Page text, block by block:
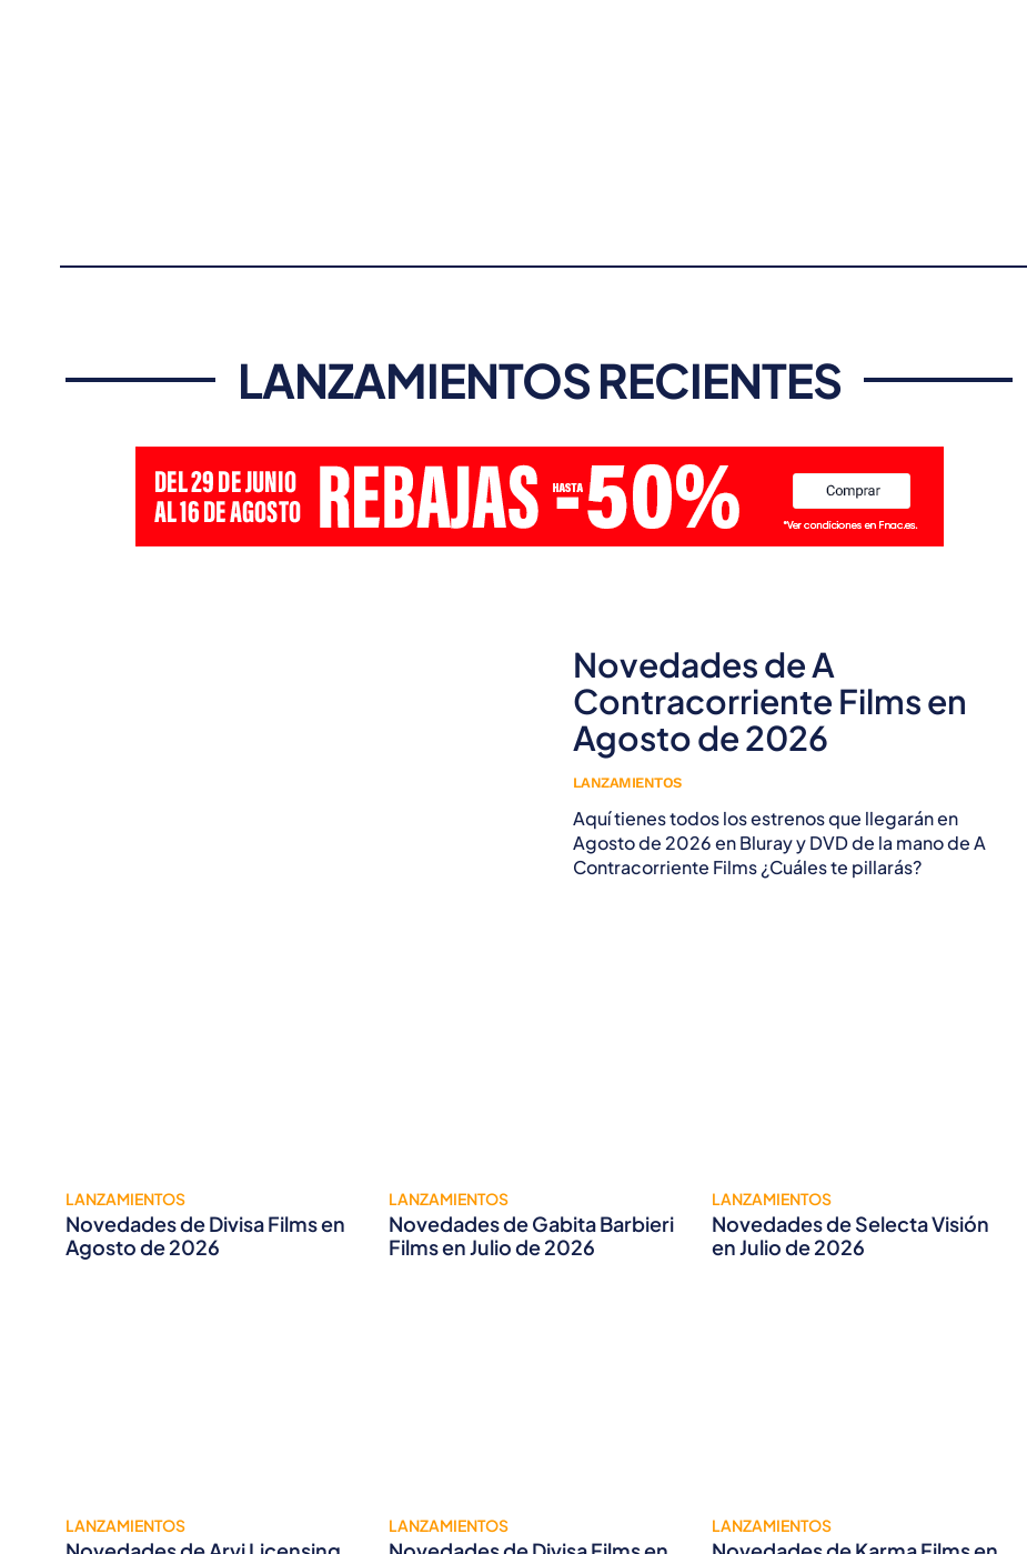
LANZAMIENTOS RECIENTES
Novedades de A
Contracorriente Films en
Agosto de 2026
LANZAMIENTOS
Aquí tienes todos los estrenos que llegarán en
Agosto de 2026 en Bluray y DVD de la mano de A
Contracorriente Films ¿Cuáles te pillarás?
LANZAMIENTOS
Novedades de Divisa Films en
Agosto de 2026
LANZAMIENTOS
Novedades de Gabita Barbieri
Films en Julio de 2026
LANZAMIENTOS
Novedades de Selecta Visión
en Julio de 2026
LANZAMIENTOS LANZAMIENTOS LANZAMIENTOS